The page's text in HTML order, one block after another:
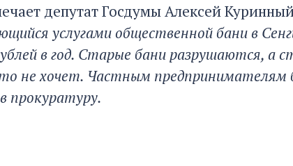
депутат Госдумы Алексей
услугами общественной бани в
в год. Старые бани разрушаются, а
не хочет. Частным предпринимателям
прокуратуру.